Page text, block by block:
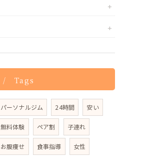
Tags
パーソナルジム 24時間 安い
無料体験 ペア割 子連れ
お腹痩せ 食事指導 女性